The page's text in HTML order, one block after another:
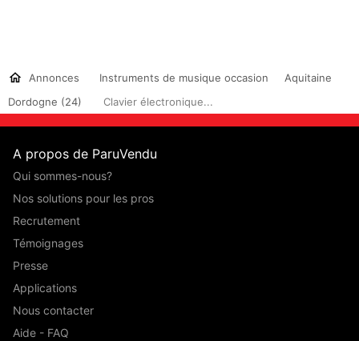
Annonces Instruments de musique occasion
Aquitaine
Dordogne (24)
Clavier électronique...
A propos de ParuVendu
Qui sommes-nous?
Nos solutions pour les pros
Recrutement
Témoignages
Presse
Applications
Nous contacter
Aide - FAQ